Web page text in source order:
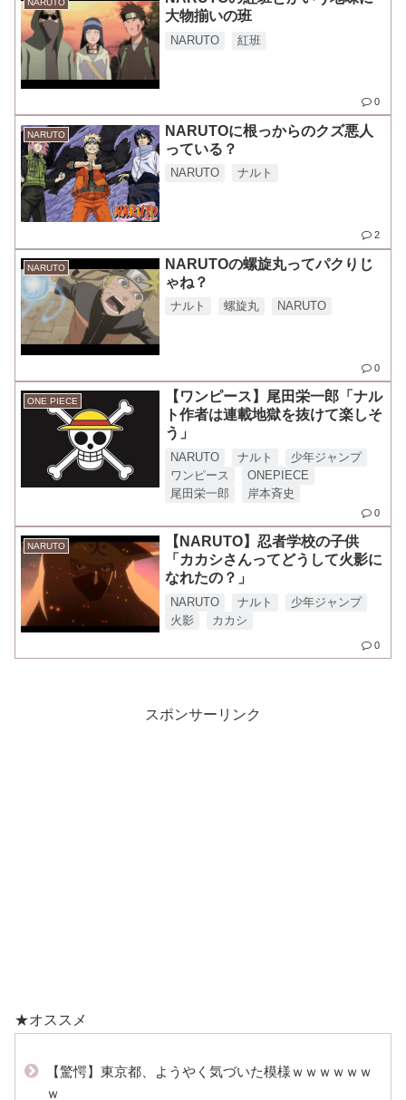
NARUTO
大物揃いの班
NARUTO 紅班
0
NARUTO
NARUTOに根っからのクズ悪人
っている？
NARUTO ナルト
2
NARUTO
NARUTOの螺旋丸ってパクりじ
ゃね？
ナルト 螺旋丸 NARUTO
0
ONE PIECE
【ワンピース】尾田栄一郎「ナル
ト作者は連載地獄を抜けて楽しそ
う」
NARUTO ナルト
少年ジャンプ
ワンピース
ONEPIECE
尾田栄一郎
岸本斉史
0
NARUTO
【NARUTO】忍者学校の子供
「カカシさんってどうして火影に
なれたの？」
NARUTO ナルト
少年ジャンプ
火影
カカシ
0
スポンサーリンク
★オススメ
【驚愕】東京都、ようやく気づいた模様ｗｗｗｗｗｗ
ｗ